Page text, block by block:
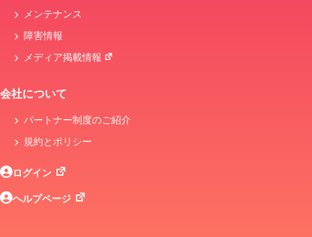
メンテナンス
障害情報
メディア掲載情報
会社について
パートナー制度のご紹介
規約とボリシー
ログイン
ヘルプページ